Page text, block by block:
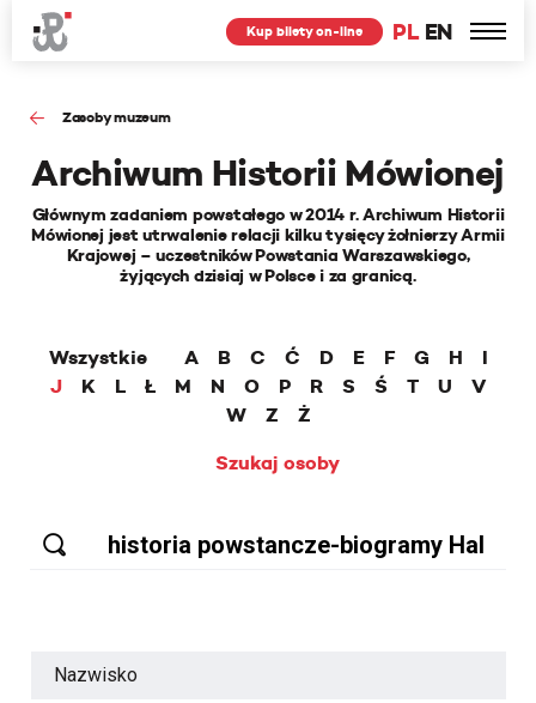
PL EN
Kup bilety on-line
Zasoby muzeum
Archiwum Historii Mówionej
Głównym zadaniem powstałego w 2014 r. Archiwum Historii
Mówionej jest utrwalenie relacji kilku tysięcy żołnierzy Armii
Krajowej – uczestników Powstania Warszawskiego,
żyjących dzisiaj w Polsce i za granicą.
Wszystkie A B C Ć D E F G H
I
J
K L Ł M N O P R S Ś T U
V
W
Z
Ż
Szukaj osoby
Nazwisko